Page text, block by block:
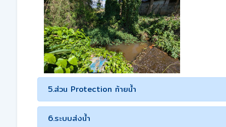
5.ส่วน Protection ท้ายน้ำ
6.ระบบส่งน้ำ